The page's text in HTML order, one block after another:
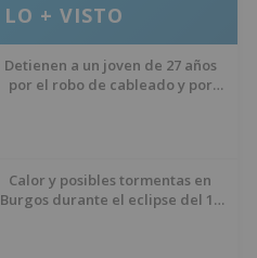
LO + VISTO
Detienen a un joven de 27 años
por el robo de cableado y por
Calor y posibles tormentas en
Burgos durante el eclipse del 12